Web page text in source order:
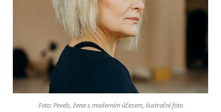
Foto: Pexels, žena s moderním účesem, ilustrační foto